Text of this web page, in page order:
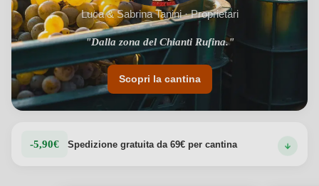
Luca & Sabrina Tanini · Proprietari
"Dalla zona del Chianti Rufina."
"Tradizione familiare dal 1939."
Scopri la cantina
-5,90€ Spedizione gratuita da 69€ per cantina